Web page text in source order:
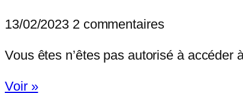
13/02/2023 2 commentaires
Vous êtes n’êtes pas autorisé à
Voir »